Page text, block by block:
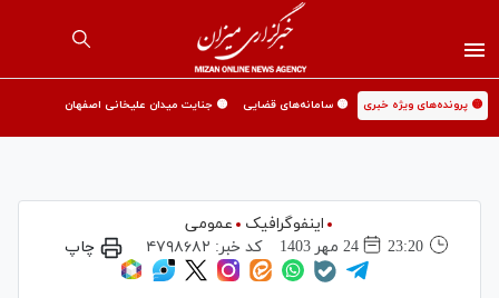
🟡 پرونده‌های ویژه خبری 🟡 سامانه‌های قضایی 🟡 جنایت میدان علیخانی اصفهان
اینفوگرافیک
عمومی
23:20
24 مهر 1403 کد خبر: ۴۷۹۸۶۸۲ چاپ